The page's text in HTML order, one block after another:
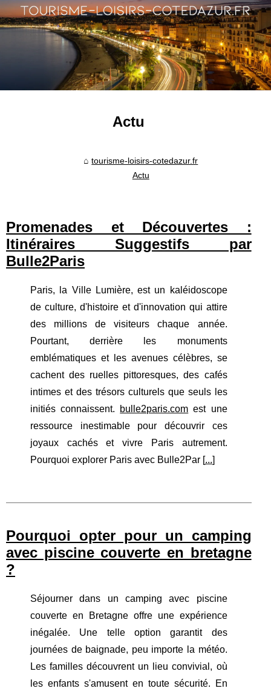
Actu
tourisme-loisirs-cotedazur.fr
Actu
Promenades et Découvertes :
Itinéraires Suggestifs par
Bulle2Paris
Paris, la Ville Lumière, est un kaléidoscope
de culture, d'histoire et d'innovation qui attire
des millions de visiteurs chaque année.
Pourtant, derrière les monuments
emblématiques et les avenues célèbres, se
cachent des ruelles pittoresques, des cafés
intimes et des trésors culturels que seuls les
initiés connaissent.
bulle2paris.com est une
ressource inestimable pour découvrir ces
joyaux cachés et vivre Paris autrement.
Pourquoi explorer Paris avec Bulle2Par [...]
Pourquoi opter pour un camping
avec piscine couverte en bretagne
?
Séjourner dans un camping avec piscine
couverte en Bretagne offre une expérience
inégalée. Une telle option garantit des
journées de baignade, peu importe la météo.
Les familles découvrent un lieu convivial, où
les enfants s'amusent en toute sécurité. En